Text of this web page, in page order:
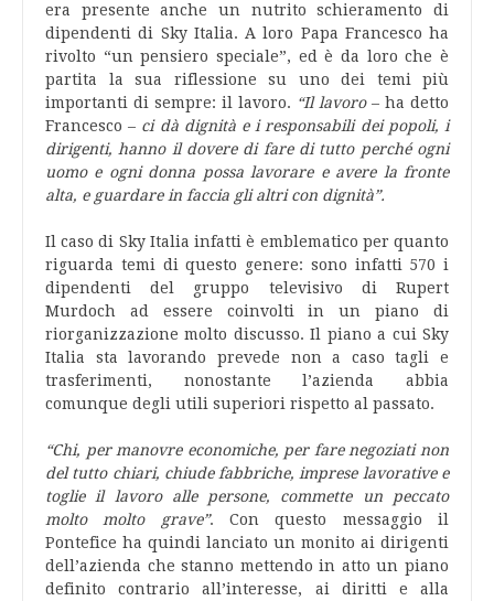
era presente anche un nutrito schieramento di
dipendenti di Sky Italia. A loro Papa Francesco ha
rivolto “un pensiero speciale”, ed è da loro che è
partita la sua riflessione su uno dei temi più
importanti di sempre: il lavoro. “Il lavoro– ha detto
Francesco – ci dà dignità e i responsabili dei popoli, i
dirigenti, hanno il dovere di fare di tutto perché ogni
uomo e ogni donna possa lavorare e avere la fronte
alta, e guardare in faccia gli altri con dignità”.
Il caso di Sky Italia infatti è emblematico per quanto
riguarda temi di questo genere: sono infatti 570 i
dipendenti del gruppo televisivo di Rupert
Murdoch ad essere coinvolti in un piano di
riorganizzazione molto discusso. Il piano a cui Sky
Italia sta lavorando prevede non a caso tagli e
trasferimenti, nonostante l’azienda abbia
comunque degli utili superiori rispetto al passato.
“Chi, per manovre economiche, per fare negoziati non
del tutto chiari, chiude fabbriche, imprese lavorative e
toglie il lavoro alle persone, commette un peccato
molto molto grave”. Con questo messaggio il
Pontefice ha quindi lanciato un monito ai dirigenti
dell’azienda che stanno mettendo in atto un piano
definito contrario all’interesse, ai diritti e alla